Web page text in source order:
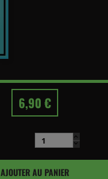
6,90 €
AJOUTER AU PANIER